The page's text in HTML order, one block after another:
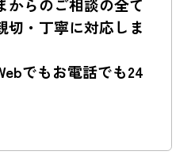
からのご相談の全て
切・丁寧に対応しま
でもお電話でも24